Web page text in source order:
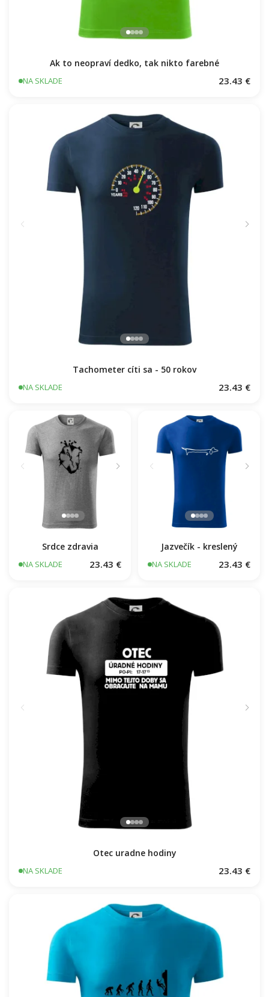
Ak to neopraví dedko, tak nikto farebné
NA SKLADE 23.43 €
Tachometer cíti sa - 50 rokov
NA SKLADE 23.43 €
Srdce zdravia
NA SKLADE 23.43 €
Jazvečík - kreslený
NA SKLADE 23.43 €
Otec uradne hodiny
NA SKLADE 23.43 €